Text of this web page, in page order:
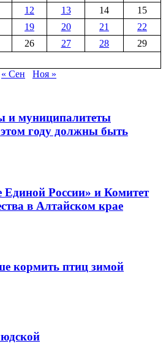
12 13 14
15
19 20 21
22
26 27 28
29
« Сен
Ноя »
и муниципалитеты
году должны быть
Единой России» и Комитет
в Алтайском крае
кормить птиц зимой